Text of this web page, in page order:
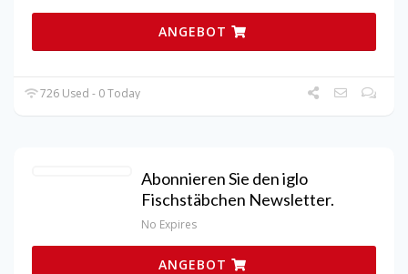
ANGEBOT
726 Used - 0 Today
Abonnieren Sie den iglo
Fischstäbchen Newsletter.
No Expires
ANGEBOT